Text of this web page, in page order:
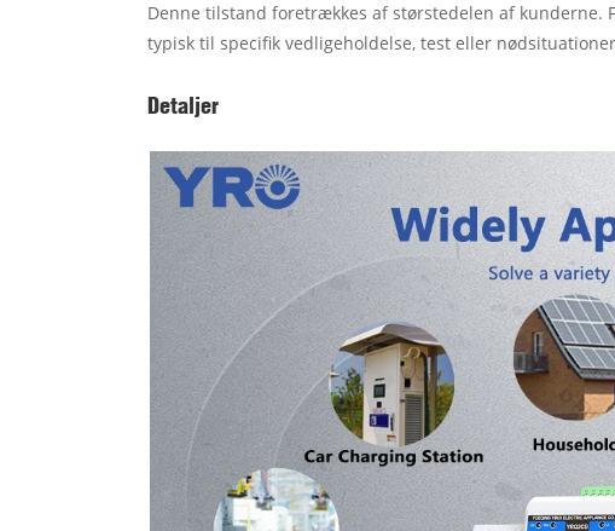
Denne tilstand foretrækkes af størstedelen af
typisk til specifik vedligeholdelse, test eller
Detaljer